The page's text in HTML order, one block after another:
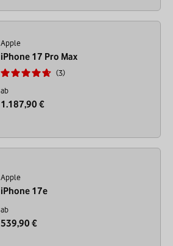
Apple
iPhone 17 Pro Max
3
ab
1.187,90 €
Apple
iPhone 17e
ab
539,90 €